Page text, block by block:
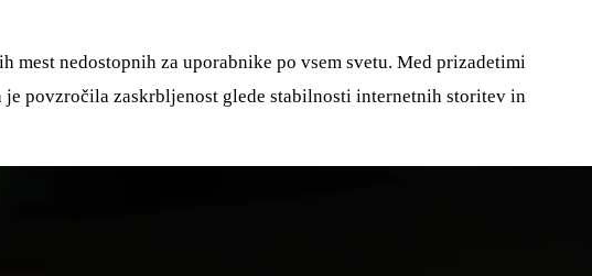
nedostopnih za uporabnike po vsem svetu. Med prizadetimi
povzročila zaskrbljenost glede stabilnosti internetnih storitev in